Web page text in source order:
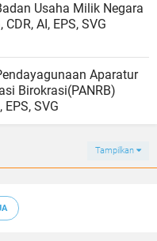
Usaha Milik Negara
AI, EPS, SVG
Aparatur
Birokrasi(PANRB)
EPS, SVG
Tampilkan